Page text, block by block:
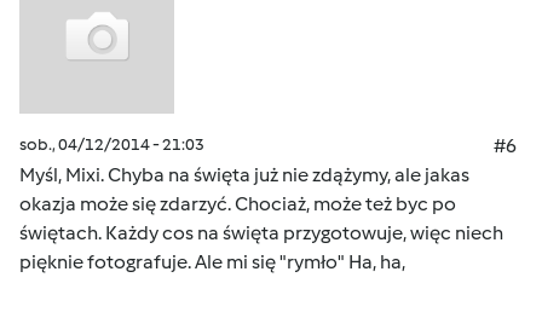
sob., 04/12/2014 - 21:03
#6
Myśl, Mixi. Chyba na święta już nie zdążymy, ale jakas
okazja może się zdarzyć. Chociaż, może też byc po
świętach. Każdy cos na święta przygotowuje, więc niech
pięknie fotografuje. Ale mi się "rymło" Ha, ha,